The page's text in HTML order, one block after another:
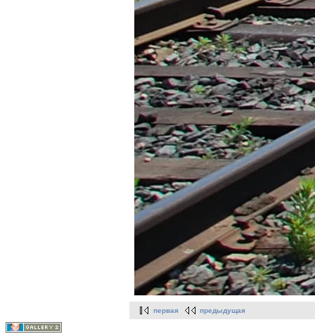
первая предыдущая